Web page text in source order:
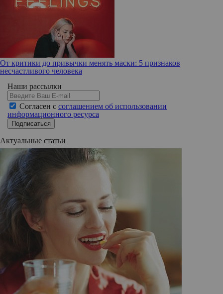
От критики до привычки менять маски: 5 признаков
несчастливого человека
Наши рассылки
Согласен с соглашением об использовании
информационного ресурса
Подписаться
Актуальные статьи